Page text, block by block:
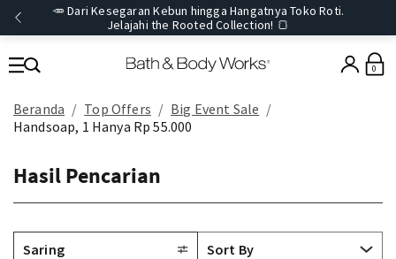
🥕 Dari Kesegaran Kebun hingga Hangatnya Toko Roti.
Jelajahi the Rooted Collection! 🍞
0
Beranda Top Offers
Big Event Sale
Handsoap, 1 Hanya Rp 55.000
Hasil Pencarian
Saring